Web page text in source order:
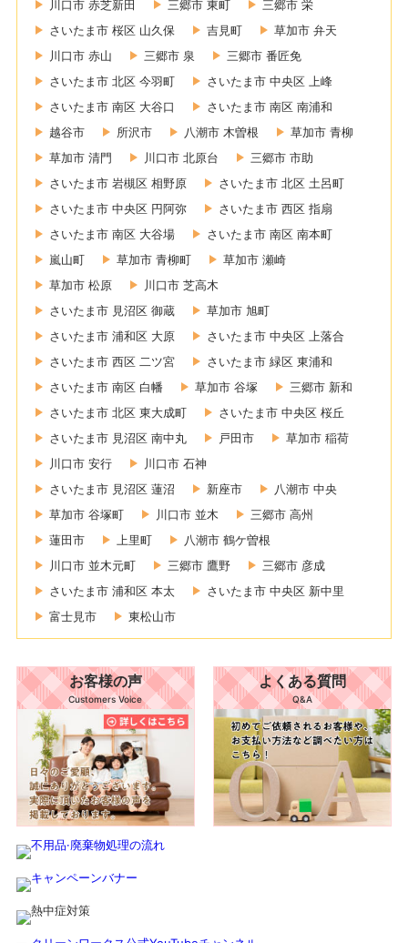
川口市 赤芝新田 三郷市 東町
三郷市 栄
さいたま市 桜区 山久保
吉見町
草加市 弁天
川口市 赤山
三郷市 泉
三郷市 番匠免
さいたま市 北区 今羽町
さいたま市 中央区 上峰
さいたま市 南区 大谷口
さいたま市 南区 南浦和
越谷市
所沢市 八潮市 木曽根
草加市 青柳
草加市 清門
川口市 北原台
三郷市 市助
さいたま市 岩槻区 相野原
さいたま市 北区 土呂町
さいたま市 中央区 円阿弥
さいたま市 西区 指扇
さいたま市 南区 大谷場
さいたま市 南区 南本町
嵐山町
草加市 青柳町
草加市 瀬崎
草加市 松原
川口市 芝高木
さいたま市 見沼区 御蔵
草加市 旭町
さいたま市 浦和区 大原
さいたま市 中央区 上落合
さいたま市 西区 二ツ宮
さいたま市 緑区 東浦和
さいたま市 南区 白幡
草加市 谷塚
三郷市 新和
さいたま市 北区 東大成町
さいたま市 中央区 桜丘
さいたま市 見沼区 南中丸
戸田市
草加市 稲荷
川口市 安行
川口市 石神
さいたま市 見沼区 蓮沼
新座市
八潮市 中央
草加市 谷塚町
川口市 並木
三郷市 高州
蓮田市
上里町
八潮市 鶴ケ曽根
川口市 並木元町
三郷市 鷹野
三郷市 彦成
さいたま市 浦和区 本太
さいたま市 中央区 新中里
富士見市
東松山市
お客様の声
Customers Voice
よくある質問
Q&A